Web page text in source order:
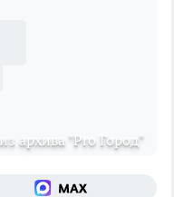
из архива "Pro Город"